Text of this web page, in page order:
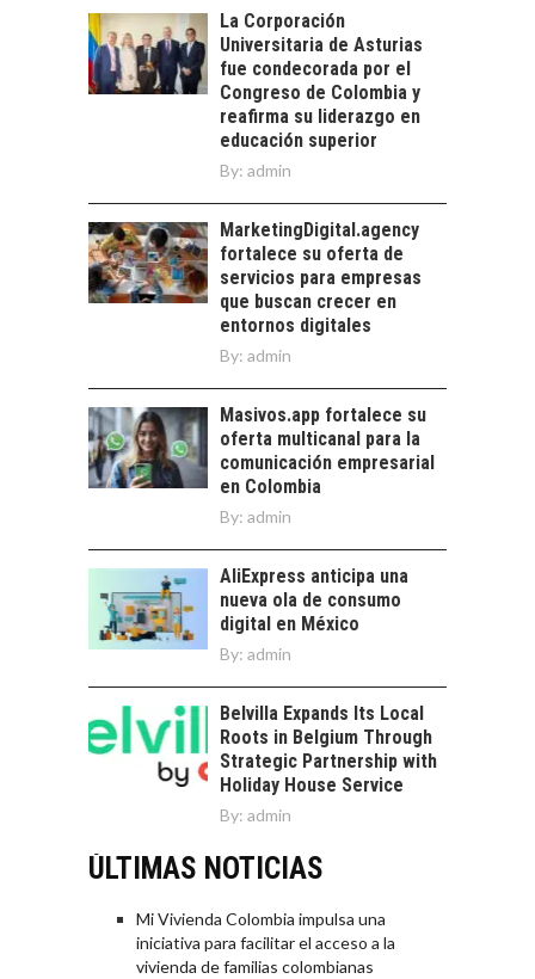
La transformación
estratégica de los
recursos humanos en
las empresas…
FINANCIAMIENTO
PARA PYMES EN
CHILE:
ALTERNATIVAS MÁS
ALLÁ DEL CRÉDITO
BANCARIO
pymes en Chile:
alternativas que
trascienden el
crédito…
La Corporación
Universitaria de Asturias
fue condecorada por el
Congreso de Colombia y
reafirma su liderazgo en
educación superior
By: admin
MarketingDigital.agency
fortalece su oferta de
servicios para empresas
que buscan crecer en
entornos digitales
By: admin
Masivos.app fortalece su
oferta multicanal para la
comunicación empresarial
en Colombia
By: admin
AliExpress anticipa una
nueva ola de consumo
digital en México
By: admin
Belvilla Expands Its Local
Roots in Belgium Through
Strategic Partnership with
Holiday House Service
By: admin
ÚLTIMAS NOTICIAS
Mi Vivienda Colombia impulsa una
iniciativa para facilitar el acceso a la
vivienda de familias colombianas